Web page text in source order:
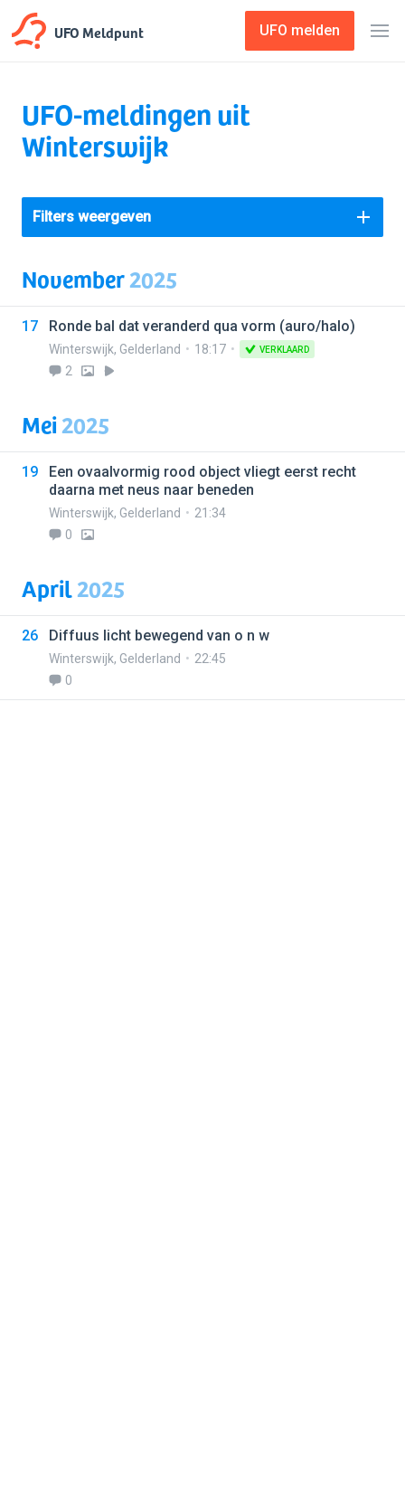
UFO Meldpunt UFO melden
UFO-meldingen uit
Winterswijk
Filters weergeven
November2025
17 Ronde bal dat veranderd qua vorm (auro/halo)
Winterswijk, Gelderland 18:17 VERKLAARD
2
Mei2025
19
Een ovaalvormig rood object vliegt eerst recht
daarna met neus naar beneden
Winterswijk, Gelderland
21:34
0
April2025
26 Diffuus licht bewegend van o n w
Winterswijk, Gelderland
22:45
0